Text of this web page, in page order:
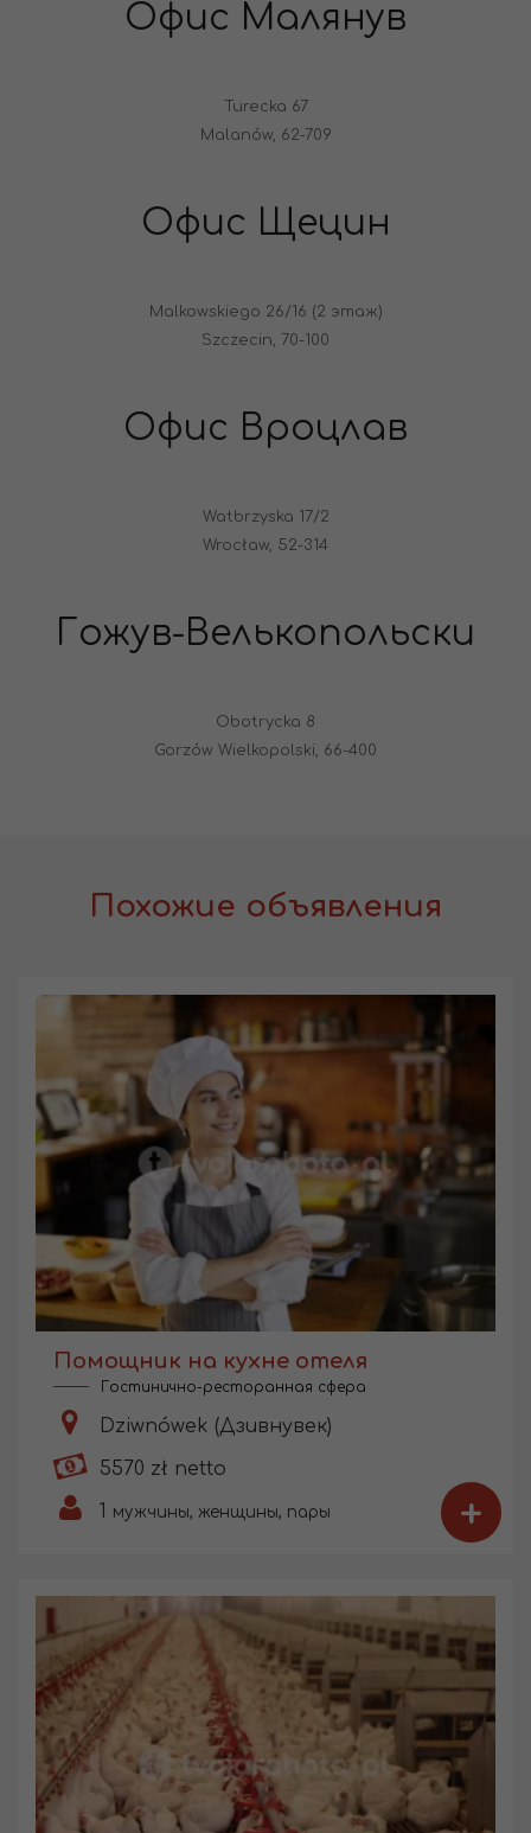
Офис Малянув
Turecka 67
Malanów, 62-709
Офис Щецин
Malkowskiego 26/16 (2 этаж)
Szczecin, 70-100
Офис Вроцлав
Watbrzyska 17/2
Wrocław, 52-314
Гожув-Велькопольски
Obotrycka 8
Gorzów Wielkopolski, 66-400
Похожие объявления
Помощник на кухне отеля
Гостинично-ресторанная сфера
Dziwnówek (Дзивнувек)
5570 zł netto
1 мужчины, женщины, пары +